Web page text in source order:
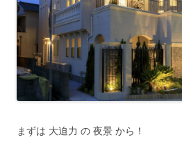
まずは 大迫力 の 夜景 から！